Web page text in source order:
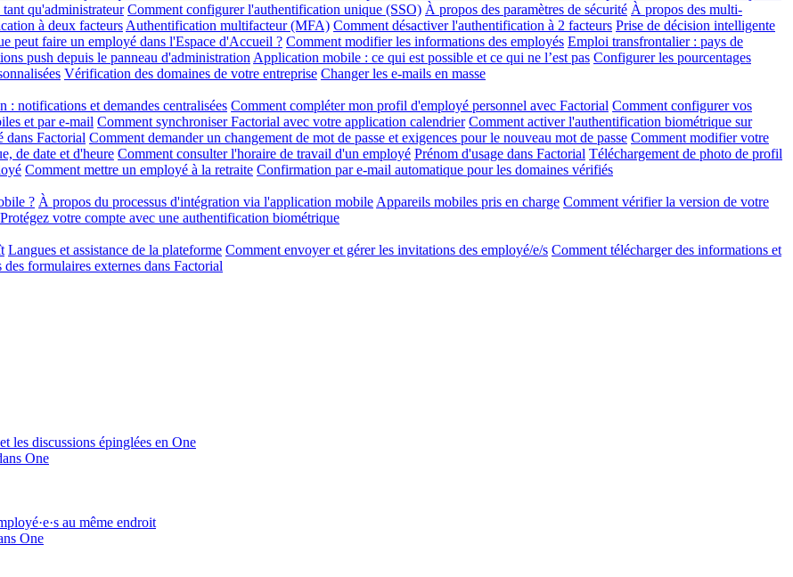
qu'administrateur Comment configurer l'authentification unique (SSO) À propos des paramètres de sécurité À propos des multi-
à deux facteurs Authentification multifacteur (MFA) Comment désactiver l'authentification à 2 facteurs Prise de décision intelligente
peut faire un employé dans l'Espace d'Accueil ? Comment modifier les informations des employés Emploi transfrontalier : pays de
push depuis le panneau d'administration Application mobile : ce qui est possible et ce qui ne l’est pas Configurer les pourcentages
Vérification des domaines de votre entreprise Changer les e-mails en masse
: notifications et demandes centralisées Comment compléter mon profil d'employé personnel avec Factorial Comment configurer vos
et par e-mail Comment synchroniser Factorial avec votre application calendrier Comment activer l'authentification biométrique sur
dans Factorial Comment demander un changement de mot de passe et exigences pour le nouveau mot de passe Comment modifier votre
de date et d'heure Comment consulter l'horaire de travail d'un employé Prénom d'usage dans Factorial Téléchargement de photo de profil
Comment mettre un employé à la retraite Confirmation par e-mail automatique pour les domaines vérifiés
? À propos du processus d'intégration via l'application mobile Appareils mobiles pris en charge Comment vérifier la version de votre
votre compte avec une authentification biométrique
Langues et assistance de la plateforme Comment envoyer et gérer les invitations des employé/e/s Comment télécharger des informations et
formulaires externes dans Factorial
les discussions épinglées en One
One
au même endroit
One